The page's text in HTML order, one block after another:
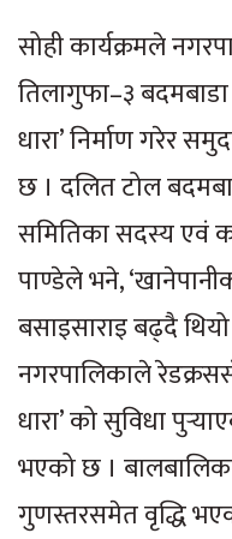
सोही कार्यक्रमले
तिलागुफा–३
धारा’ निर्माण गरेर
छ । दलित टोल
समितिका सदस्य एवं
पाण्डेले भने,
बसाइसाराइ बढ्दै
नगरपालिकाले
धारा’ को सुविधा
भएको छ ।
गुणस्तरसमेत वृद्धि